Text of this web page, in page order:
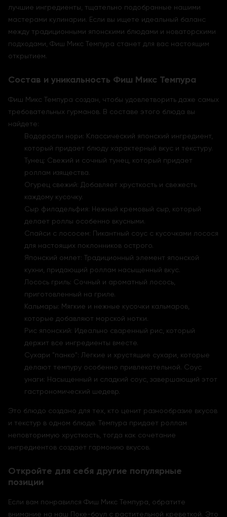
лучшие ингредиенты, тщательно подобранные нашими
мастерами кулинарии. Если вы ищете идеальный баланс
между традиционными японскими блюдами и новаторскими
подходами, Фиш Микс Темпура станет для вас настоящим
открытием.
Состав и уникальность Фиш Микс Темпура
Фиш Микс Темпура создан, чтобы удовлетворить даже самых
требовательных гурманов. В составе этого блюда вы
найдете:
Водоросли нори: Классический японский ингредиент,
который придает блюду характерный вкус и текстуру.
Тунец: Свежий и сочный тунец, который придает
роллам изящества.
Огурец свежий: Добавляет хрусткость и свежесть
каждому кусочку.
Сыр филадельфия: Нежный кремовый сыр, который
делает роллы особенно вкусными.
Спайси с лососем: Пикантный соус с кусочками лосося
для настоящих поклонников острого.
Японский омлет: Традиционный элемент японской
кухни, придающий роллам насыщенный вкус.
Лосось гриль: Сочный и ароматный лосось,
приготовленный на гриле.
Кальмары: Мягкие и нежные кусочки кальмаров,
которые добавляют морской нотки.
Рис японский: Идеально сваренный рис, который
держит все ингредиенты вместе.
Сухари "панко": Легкие и хрустящие сухари, которые
делают темпуру особенно привлекательной. Соус
унаги: Насыщенный и сладкий соус, завершающий этот
гастрономический шедевр.
Это блюдо создано для тех, кто ценит разнообразие вкусов
и текстур в одном блюде. Темпура придает роллам
неповторимую хрусткость, тогда как сочетание
ингредиентов создает гармонию вкусов.
Откройте для себя другие популярные
позиции
Если вам понравился Фиш Микс Темпура, обратите
внимание на наш Поке-боул с растительной креветкой. Это